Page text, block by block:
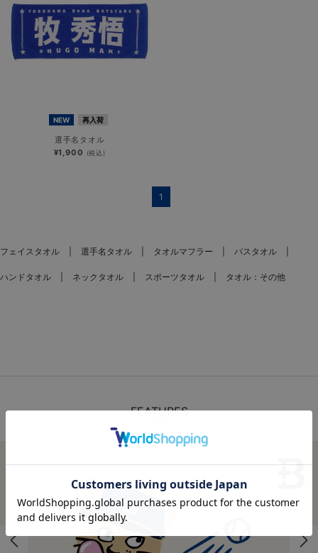
NEW 再入荷
選手名タオル
¥1,900 (税込)
1
フェイスタオル 選手名タオル タオルマフラー バスタオル
ハンドタオル ネックタオル スポーツタオル タオル：その他
FEATURES